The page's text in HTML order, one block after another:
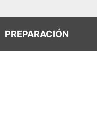
PREPARACIÓN